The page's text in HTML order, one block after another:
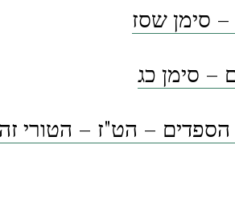
סימן שסז
– סימן כג
– הט"ז – הטורי